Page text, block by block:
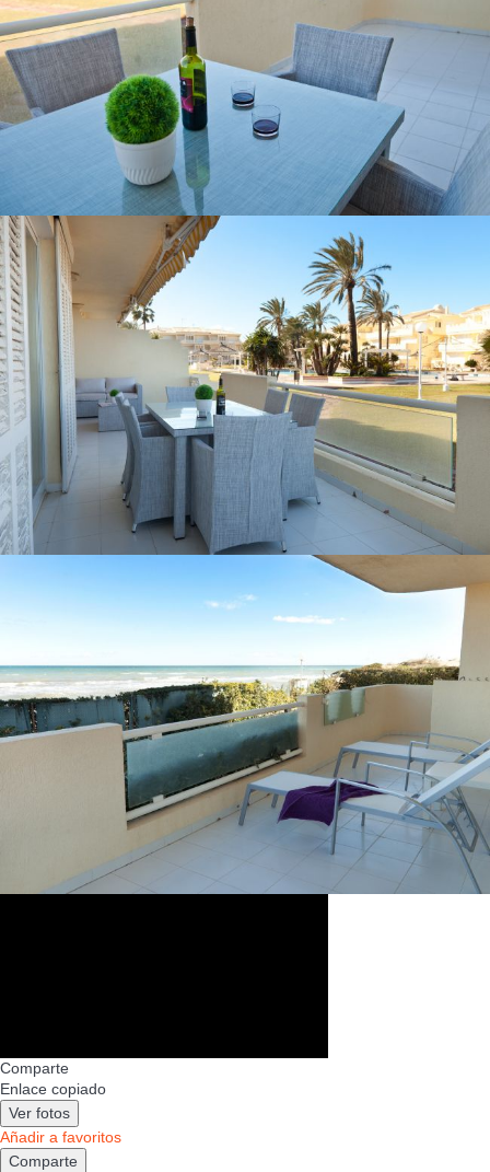
Comparte
Enlace copiado
Ver fotos
Añadir a favoritos
Comparte